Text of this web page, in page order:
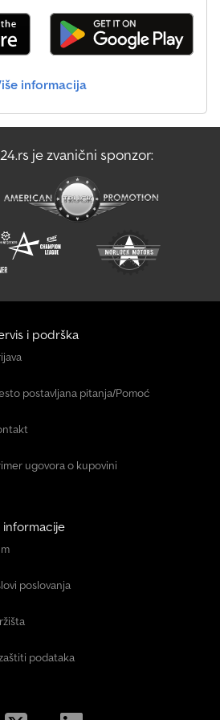
informacija
je zvanični sponzor:
i podrška
postavljana pitanja/Pomoć
ugovora o kupovini
informacije
poslovanja
podataka